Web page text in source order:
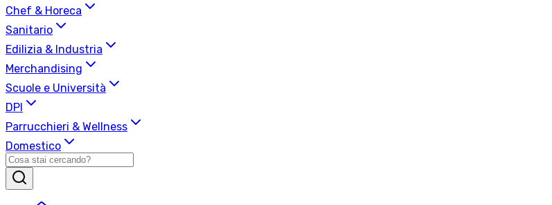
Chef & Horeca
Sanitario
Edilizia & Industria
Merchandising
Scuole e Università
DPI
Parrucchieri & Wellness
Domestico